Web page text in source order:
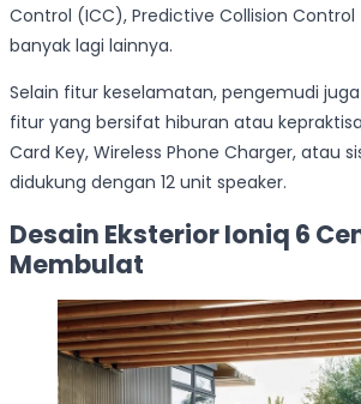
Control (ICC), Predictive Collision
banyak lagi lainnya.
Selain fitur keselamatan, pengemudi
fitur yang bersifat hiburan atau
Card Key, Wireless Phone Charger, atau
didukung dengan 12 unit speaker.
Desain Eksterior Ioniq 6
Membulat